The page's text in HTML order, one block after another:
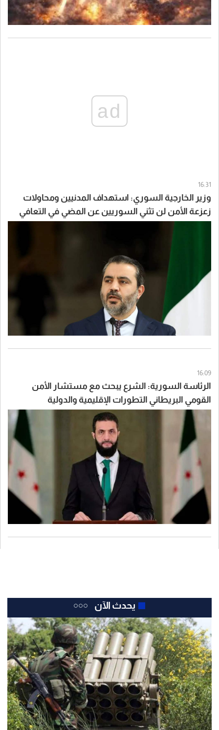
ad
16:31
وزير الخارجية السوري: استهداف المدنيين ومحاولات
زعزعة الأمن لن تثني السوريين عن المضي في التعافي
16:09
الرئاسة السورية: الشرع يبحث مع مستشار الأمن
القومي البريطاني التطورات الإقليمية والدولية
يحدث الآن